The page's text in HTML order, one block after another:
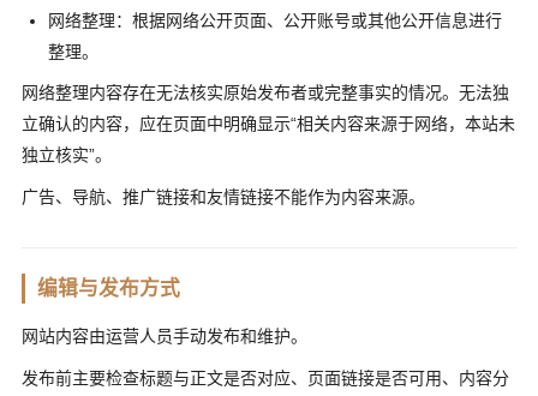
网络整理：根据网络公开页面、公开账号或其他公开信息进行
整理。
网络整理内容存在无法核实原始发布者或完整事实的情况。无法独
立确认的内容，应在页面中明确显示“相关内容来源于网络，本站未
独立核实”。
广告、导航、推广链接和友情链接不能作为内容来源。
编辑与发布方式
网站内容由运营人员手动发布和维护。
发布前主要检查标题与正文是否对应、页面链接是否可用、内容分